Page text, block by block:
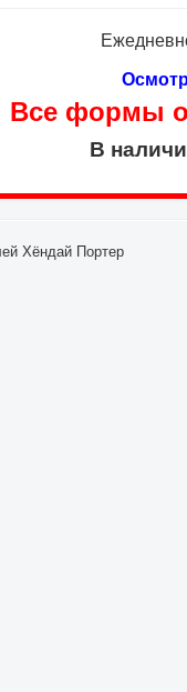
Все формы
В
Хёндай Портер